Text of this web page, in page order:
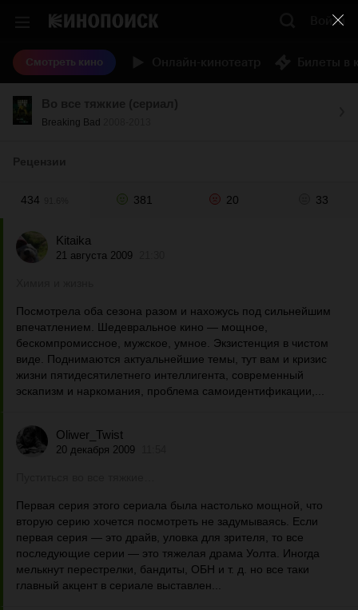
Войти
Смотреть кино
Breaking Bad
434 381 20 33
Kitaika
21 августа 2009
Посмотрела оба сезона разом и нахожусь под сильнейшим
впечатлением. Шедевральное кино — мощное,
бескомпромиссное, мужское, умное. Экзистенция в чистом
виде. Поднимаются актуальнейшие темы, тут вам и кризис
жизни пятидесятилетнего интеллигента, современный
эскапизм и наркомания, проблема самоидентификации,...
Oliwer_Twist
20 декабря 2009
Первая серия этого сериала была настолько мощной, что
вторую серию хочется посмотреть не задумываясь. Если
первая серия — это драйв, уловка для зрителя, то все
последующие серии — это тяжелая драма Уолта. Иногда
мелькнут перестрелки, бандиты, ОБН и т. д. но все таки
главный акцент в сериале выставлен...